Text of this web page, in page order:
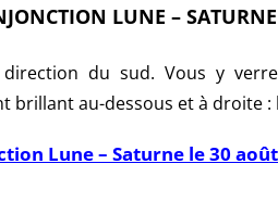
LUNE – SATURNE
du sud. Vous y
brillant au-dessous et à droite :
Lune – Saturne le 30